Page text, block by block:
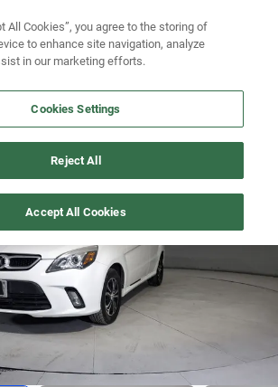
Ubicación
1/
All Cookies”, you agree to the storing of
to enhance site navigation, analyze
in our marketing efforts.
Cookies Settings
Reject All
Accept All Cookies